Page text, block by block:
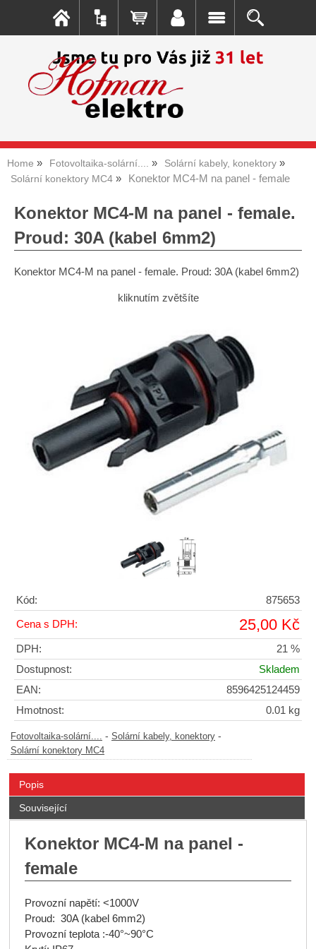
Home Fotovoltaika-solární....
Solární kabely, konektory
Solární konektory MC4
Konektor MC4-M na panel - female
Konektor MC4-M na panel - female.
Proud: 30A (kabel 6mm2)
Konektor MC4-M na panel - female. Proud: 30A (kabel 6mm2)
kliknutím zvětšíte
Kód: 875653
Cena s DPH: 25,00 Kč
DPH:
21 %
Dostupnost:
Skladem
EAN:
8596425124459
Hmotnost:
0.01 kg
Fotovoltaika-solární.... - Solární kabely, konektory -
Solární konektory MC4
Popis
Související
Konektor MC4-M na panel -
female
Provozní napětí: <1000V
Proud: 30A (kabel 6mm2)
Provozní teplota :-40°~90°C